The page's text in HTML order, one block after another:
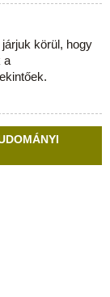
járjuk körül, hogy
a